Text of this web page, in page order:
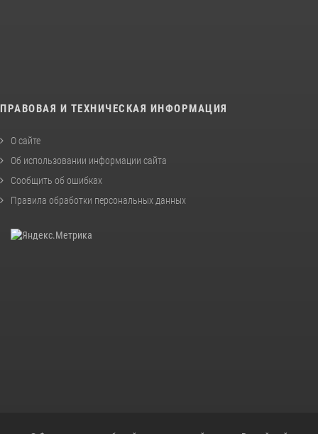
ПРАВОВАЯ И ТЕХНИЧЕСКАЯ ИНФОРМАЦИЯ
О сайте
Об использовании информации сайта
Сообщить об ошибках
Правила обработки персональных данных